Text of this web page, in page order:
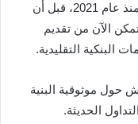
وكانت الشركة قد بدأت إجراءات الترخيص منذ عام 2021، قبل أن
مشروطة في 2024، لتتمكن الآن من تقديم
البنكية التقليدية.
حول موثوقية البنية
الحديثة.